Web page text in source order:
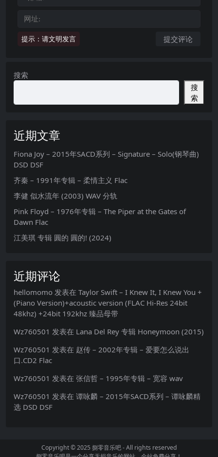
提示：请文明发言
搜索
搜
索
近期文章
Fiona Joy – 2015年SACD系列 – Signature – Solo(钢琴曲)
DSD DSF
齐秦 – 1991年专辑 – 柔情主义 Flac
李健 似水流年 (2003) WAV 分轨
Pink Floyd – 1976年专辑 – The Piper at the Gates of
Dawn Flac
江美琪 专辑 圓的 圓的! (2024)
近期评论
hellomomo 发表在 Taylor Swift – I Knew It, I Knew You +
(Piano Version)+acoustic version (FLAC Hi-Res 24bit
48khz) +24bit 192khz 臻品母带
Wz760501 发表在 Lana Del Rey 专辑 Honeymoon (2015)
Wz760501 发表在 赵传 – 2002年专辑 – 爱要怎么说出
口.CD2 Flac
Wz760501 发表在 张信哲 – 1995年专辑 – 宽容 wav
Wz760501 发表在 谭咏麟 – 2015年SACD系列 – 谭咏麟精
选 DSD DSF
Copyright © 2025捌零音乐吧- All rights reserved